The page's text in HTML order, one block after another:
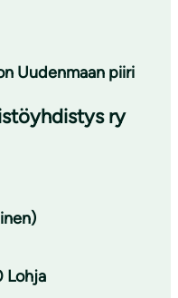
Uudenmaan piiri
ry
Lohja